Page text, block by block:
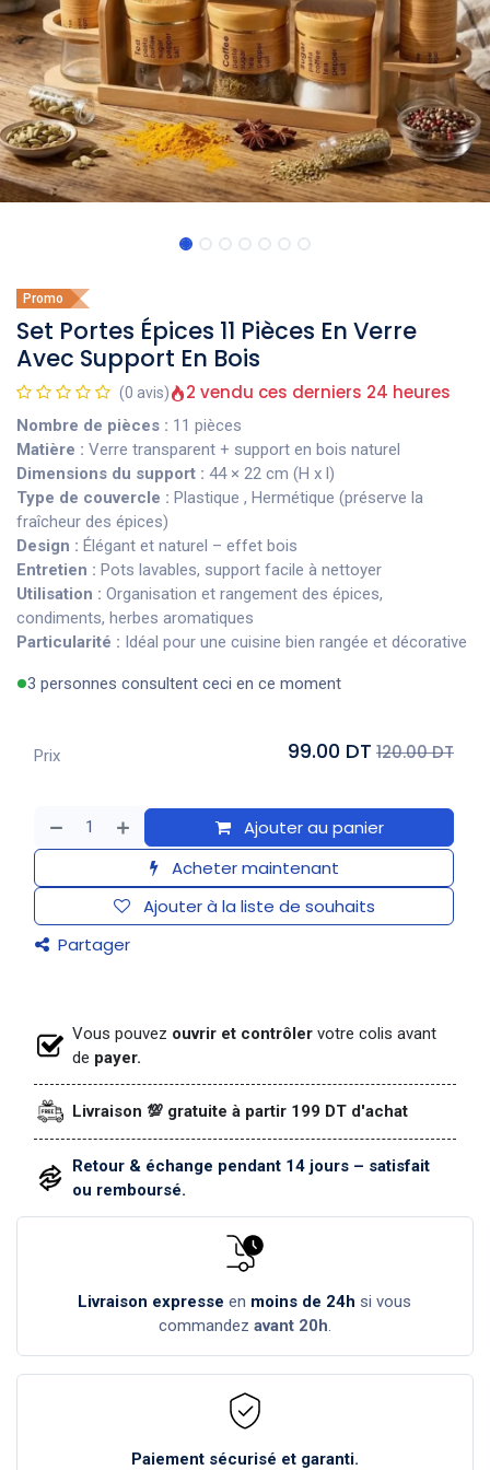
Promo
Set Portes Épices 11 Pièces En Verre
Avec Support En Bois
(0 avis) 2 vendu ces derniers 24 heures
Nombre de pièces : 11 pièces
Matière : Verre transparent + support en bois naturel
Dimensions du support : 44 × 22 cm (H x l)
Type de couvercle : Plastique , Hermétique (préserve la
fraîcheur des épices)
Design : Élégant et naturel – effet bois
Entretien : Pots lavables, support facile à nettoyer
Utilisation : Organisation et rangement des épices,
condiments, herbes aromatiques
Particularité : Idéal pour une cuisine bien rangée et décorative
3 personnes consultent ceci en ce moment
Ajouter au panier
Acheter maintenant
Ajouter à la liste de souhaits
Partager
Prix 99.00 DT 120.00 DT
Vous pouvez ouvrir et contrôler votre colis avant
de payer.
Livraison 💯 gratuite à partir 199 DT d'achat
Retour & échange pendant 14 jours – satisfait
ou remboursé.
Livraison expresse en moins de 24h si vous
commandez avant 20h.
Paiement sécurisé et garanti.